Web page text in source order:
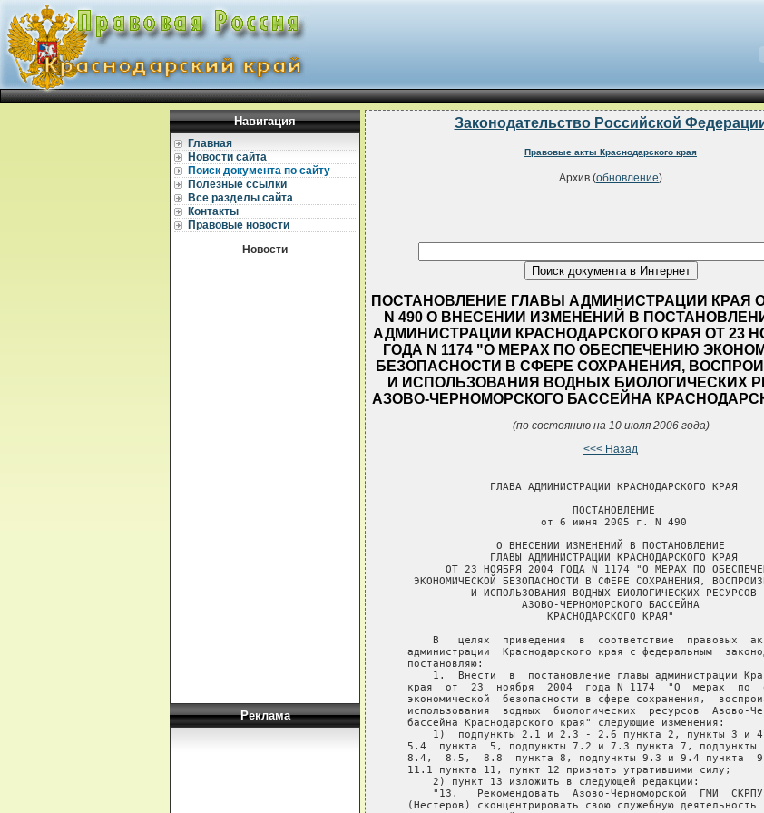
Навигация
Главная
Новости сайта
Поиск документа по сайту
Полезные ссылки
Все разделы сайта
Контакты
Правовые новости
Новости
Реклама
Законодательство Российской
Правовые акты Краснодарского края
Архив (обновление)
ПОСТАНОВЛЕНИЕ ГЛАВЫ АДМИНИСТРАЦИИ КРАЯ ОТ
N 490 О ВНЕСЕНИИ ИЗМЕНЕНИЙ В
АДМИНИСТРАЦИИ КРАСНОДАРСКОГО КРАЯ ОТ 23
ГОДА N 1174 "О МЕРАХ ПО ОБЕСПЕЧЕНИЮ
БЕЗОПАСНОСТИ В СФЕРЕ СОХРАНЕНИЯ,
И ИСПОЛЬЗОВАНИЯ ВОДНЫХ БИОЛОГИЧЕСКИХ
АЗОВО-ЧЕРНОМОРСКОГО БАССЕЙНА
(по состоянию на 10 июля 2006 года)
<<< Назад
                ГЛАВА АДМИНИСТРАЦИИ КРАСНОДАРСКОГО КРАЯ
                             ПОСТАНОВЛЕНИЕ
                        от 6 июня 2005 г. N 490
                 О ВНЕСЕНИИ ИЗМЕНЕНИЙ В ПОСТАНОВЛЕНИЕ
                ГЛАВЫ АДМИНИСТРАЦИИ КРАСНОДАРСКОГО КРАЯ
ОТ 23 НОЯБРЯ 2004 ГОДА N 1174 "О МЕРАХ ПО
ЭКОНОМИЧЕСКОЙ БЕЗОПАСНОСТИ В СФЕРЕ СОХРАНЕНИЯ,
             И ИСПОЛЬЗОВАНИЯ ВОДНЫХ БИОЛОГИЧЕСКИХ РЕСУРСОВ
                     АЗОВО-ЧЕРНОМОРСКОГО БАССЕЙНА
                         КРАСНОДАРСКОГО КРАЯ"
В   целях  приведения  в  соответствие  правовых
администрации  Краснодарского края с федеральным
   постановляю:
1.  Внести  в  постановление главы администрации
края  от  23  ноября  2004  года N 1174  "О  мерах  по
экономической  безопасности в сфере сохранения,
использования  водных  биологических  ресурсов  Азово-
   бассейна Краснодарского края" следующие изменения:
1)  подпункты 2.1 и 2.3 - 2.6 пункта 2, пункты 3 и
5.4  пункта  5, подпункты 7.2 и 7.3 пункта 7, подпункты
8.4,  8.5,  8.8  пункта 8, подпункты 9.3 и 9.4 пункта
   11.1 пункта 11, пункт 12 признать утратившими силу;
       2) пункт 13 изложить в следующей редакции:
"13.   Рекомендовать  Азово-Черноморской  ГМИ
(Нестеров) сконцентрировать свою служебную деятельность